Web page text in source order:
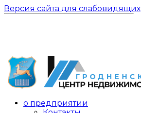
Версия сайта для слабовидящих
о предприятии